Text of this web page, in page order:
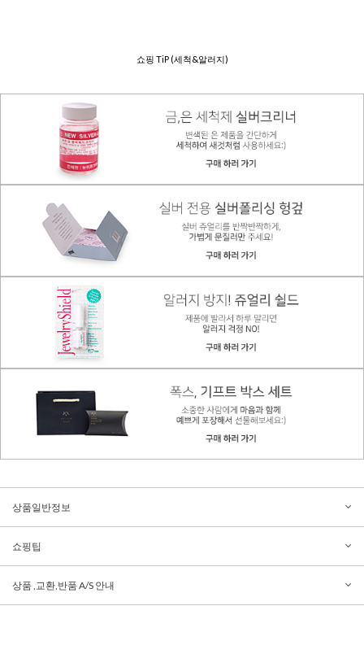
쇼핑 TiP (세척&알러지)
상품일반정보
쇼핑팁
상품 ,교환,반품 A/S 안내